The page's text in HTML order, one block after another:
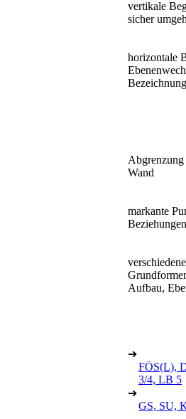
vertikale
sicher
horizontale
Wand
markante
verschiedene
Aufbau,
➔
FÖS(L),
3/4, LB 5
➔
GS, SU,